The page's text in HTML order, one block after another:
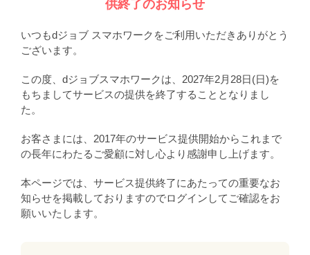
供終了のお知らせ
いつもdジョブ スマホワークをご利用いただきありがとう
ございます。
この度、dジョブスマホワークは、2027年2月28日(日)を
もちましてサービスの提供を終了することとなりまし
た。
お客さまには、2017年のサービス提供開始からこれまで
の長年にわたるご愛顧に対し心より感謝申し上げます。
本ページでは、サービス提供終了にあたっての重要なお
知らせを掲載しておりますのでログインしてご確認をお
願いいたします。